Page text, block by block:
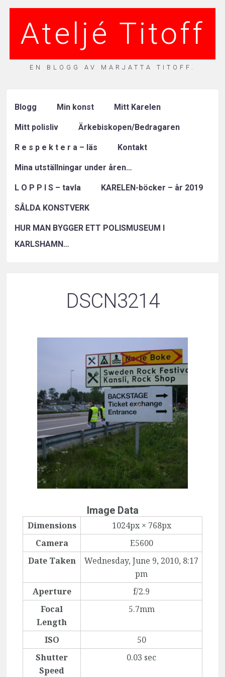
Ateljé Titoff
EN BLOGG AV MARJATTA TITOFF.
Blogg Min konst Mitt Karelen
Mitt polisliv Ärkebiskopen/Bedragaren
R e s p e k t e r a – läs Kontakt
Mina utställningar under åren…
L O P P I S – tavla KARELEN-böcker – år 2019
SÅLDA KONSTVERK
HUR MAN BYGGER ETT POLISMUSEUM I
KARLSHAMN…
DSCN3214
Image Data
Dimensions
1024px × 768px
Camera
E5600
Date Taken
Wednesday, June 9, 2010, 8:17
pm
Aperture
f/2.9
Focal
Length
5.7mm
ISO
50
Shutter
Speed
0.03 sec